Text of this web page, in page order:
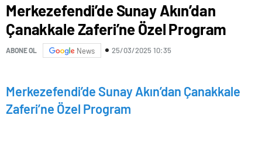
Merkezefendi’de Sunay Akın’dan
Çanakkale Zaferi’ne Özel Program
ABONE OL News 25/03/2025 10:35
Merkezefendi’de Sunay Akın’dan Çanakkale
Zaferi’ne Özel Program